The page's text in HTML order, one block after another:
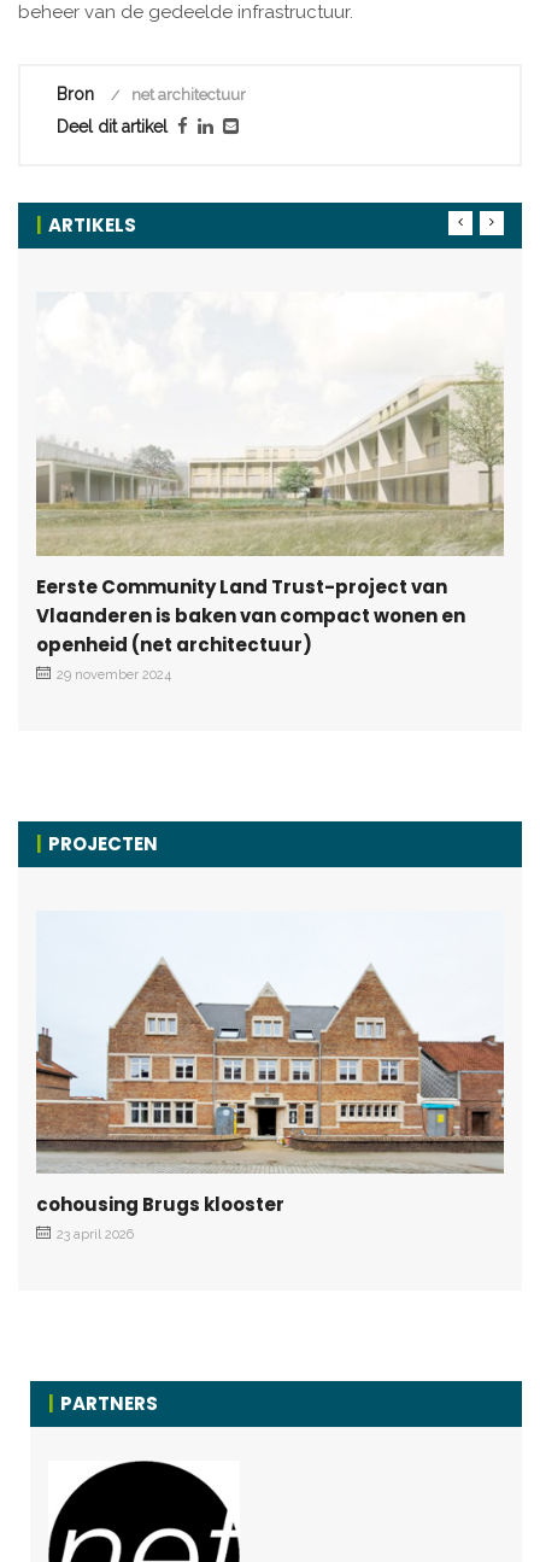
beheer van de gedeelde infrastructuur.
Bron net architectuur
Deel dit artikel
ARTIKELS
Eerste Community Land Trust-project van
Vlaanderen is baken van compact wonen en
openheid (net architectuur)
29 november 2024
PROJECTEN
cohousing Brugs klooster
23 april 2026
PARTNERS